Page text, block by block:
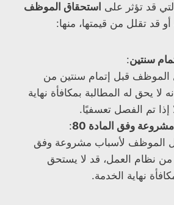
قد تؤثر على استحقاق الموظف
أو قد تقلل من قيمتها، منها:
سنتين:
الموظف قبل إتمام سنتين من
لا يحق له المطالبة بمكافأة نهاية
إذا تم الفصل تعسفيًا.
وفق المادة 80
:
الموظف لأسباب مشروعة وفق
من نظام العمل، قد لا يستحق
نهاية الخدمة.